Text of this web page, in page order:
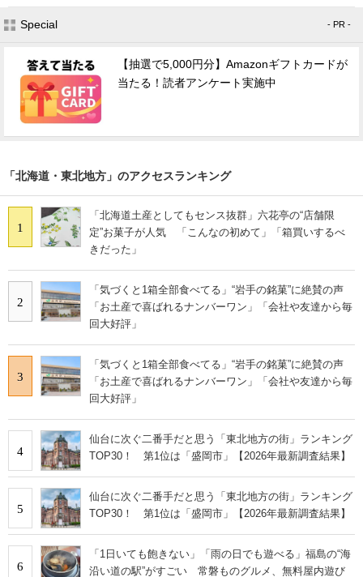
Special - PR -
【抽選で5,000円分】Amazonギフトカードが
当たる！読者アンケート実施中
「北海道・東北地方」のアクセスランキング
1
「北海道土産としてもセンス抜群」六花亭の“店舗限
定”お菓子が人気 「こんなの初めて」「箱買いするべ
きだった」
2
「気づくと1箱全部食べてる」“岩手の銘菓”に絶賛の声
「お土産で喜ばれるナンバーワン」「会社や友達から毎
回大好評」
3
「気づくと1箱全部食べてる」“岩手の銘菓”に絶賛の声
「お土産で喜ばれるナンバーワン」「会社や友達から毎
回大好評」
4
仙台に次ぐ二番手だと思う「東北地方の街」ランキング
TOP30！ 第1位は「盛岡市」【2026年最新調査結果】
5
仙台に次ぐ二番手だと思う「東北地方の街」ランキング
TOP30！ 第1位は「盛岡市」【2026年最新調査結果】
6
「1日いても飽きない」「雨の日でも遊べる」福島の“海
沿い道の駅”がすごい 常磐ものグルメ、無料屋内遊び